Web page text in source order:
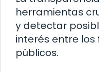
herramientas
y detectar
interés entre los
públicos.